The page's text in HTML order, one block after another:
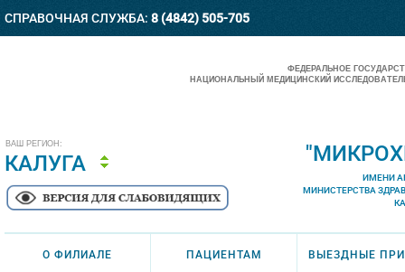
СПРАВОЧНАЯ СЛУЖБА: 8 (4842) 505-705
ВАШ РЕГИОН:
КАЛУГА
ФЕДЕРАЛЬНОЕ
НАЦИОНАЛЬНЫЙ МЕДИЦИНСКИЙ
ИМЕНИ
МИНИСТЕРСТВА
О ФИЛИАЛЕ ПАЦИЕНТАМ ВЫЕЗДНЫЕ